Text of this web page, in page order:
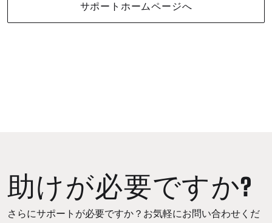
サポートホームページへ
助けが必要ですか?
さらにサポートが必要ですか？お気軽にお問い合わせくだ